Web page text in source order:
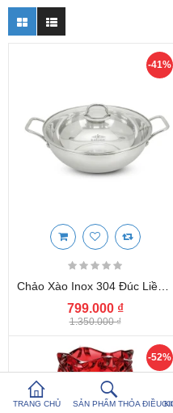
Tin tức
phẩm (%s)
Hotline:0816 505 655
Tải App SanHangRe nhận
TRANG CHỦ SẢN PHẨM THỎA ĐIỀU
-41%
799.000 ₫
1.350.000 ₫
-52%